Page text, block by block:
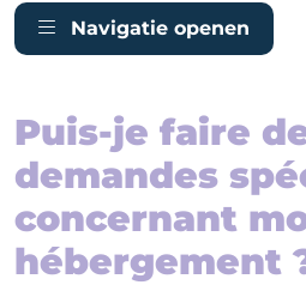
Navigatie openen
Puis-je faire
demandes
concernant
hébergement